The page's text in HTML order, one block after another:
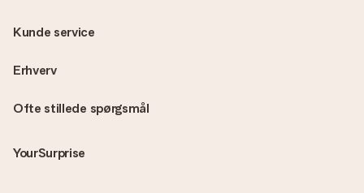
Ofte stillede spørgsmål
YourSurprise
Kunde service
Erhverv